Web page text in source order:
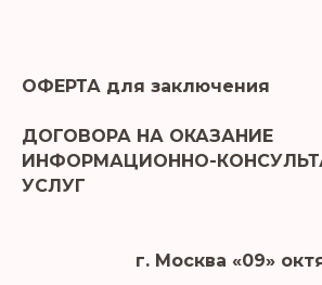
ОФЕРТА для заключения
ДОГОВОРА НА ОКАЗАНИЕ
ИНФОРМАЦИОННО-
УСЛУГ
г. Москва «09»